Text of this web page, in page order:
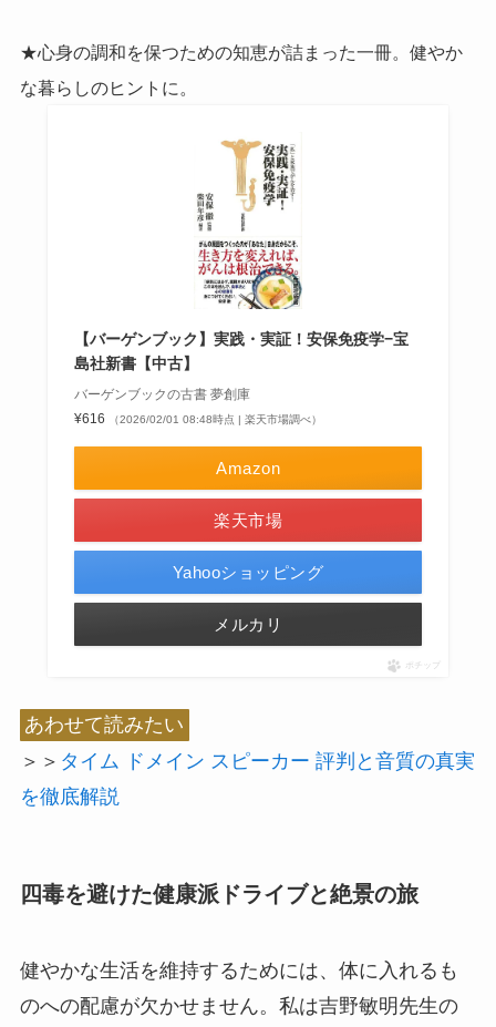
★心身の調和を保つための知恵が詰まった一冊。健やか
な暮らしのヒントに。
【バーゲンブック】実践・実証！安保免疫学−宝
島社新書【中古】
バーゲンブックの古書 夢創庫
¥616
（2026/02/01 08:48時点 | 楽天市場調べ）
Amazon
楽天市場
Yahooショッピング
メルカリ
ポチップ
あわせて読みたい
＞＞ タイム ドメイン スピーカー 評判と音質の真実
を徹底解説
四毒を避けた健康派ドライブと絶景の旅
健やかな生活を維持するためには、体に入れるも
のへの配慮が欠かせません。私は吉野敏明先生の